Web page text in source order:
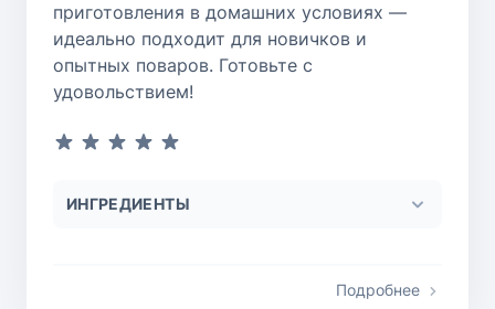
приготовления в домашних условиях —
идеально подходит для новичков и
опытных поваров. Готовьте с
удовольствием!
ИНГРЕДИЕНТЫ
Подробнее